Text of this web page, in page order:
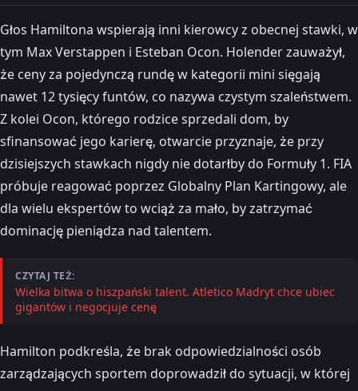
Głos Hamiltona wspierają inni kierowcy z obecnej stawki, w
tym Max Verstappen i Esteban Ocon. Holender zauważył,
że ceny za pojedynczą rundę w kategorii mini sięgają
nawet 12 tysięcy funtów, co nazywa czystym szaleństwem.
Z kolei Ocon, którego rodzice sprzedali dom, by
sfinansować jego karierę, otwarcie przyznaje, że przy
dzisiejszych stawkach nigdy nie dotarłby do Formuły 1. FIA
próbuje reagować poprzez Globalny Plan Kartingowy, ale
dla wielu ekspertów to wciąż za mało, by zatrzymać
dominację pieniądza nad talentem.
CZYTAJ TEŻ:
Wielka bitwa o hiszpański talent. Atletico Madryt chce ubiec
gigantów i negocjuje cenę
Hamilton podkreśla, że brak odpowiedzialności osób
zarządzających sportem doprowadził do sytuacji, w której